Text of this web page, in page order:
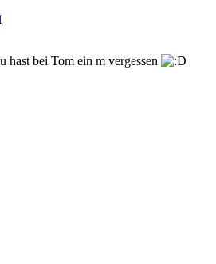
hast bei Tom ein m vergessen